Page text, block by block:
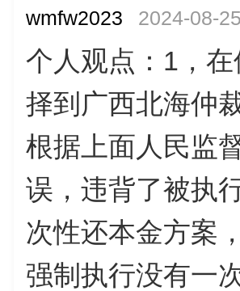
wmfw2023 2024-08-
个人观点：1，
择到广西北海仲
根据上面人民监
误，违背了被执
次性还本金方案
强制执行没有一